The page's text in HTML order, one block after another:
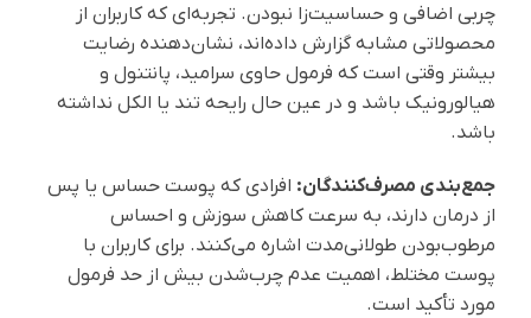
چربی اضافی و حساسیت‌زا نبودن. تجربه‌ای که کاربران از
محصولاتی مشابه گزارش داده‌اند، نشان‌دهنده رضایت
بیشتر وقتی است که فرمول حاوی سرامید، پانتنول و
هیالورونیک باشد و در عین حال رایحه تند یا الکل نداشته
باشد.
جمع‌بندی مصرف‌کنندگان: افرادی که پوست حساس یا پس
از درمان دارند، به سرعت کاهش سوزش و احساس
مرطوب‌بودن طولانی‌مدت اشاره می‌کنند. برای کاربران با
پوست مختلط، اهمیت عدم چرب‌شدن بیش از حد فرمول
مورد تأکید است.